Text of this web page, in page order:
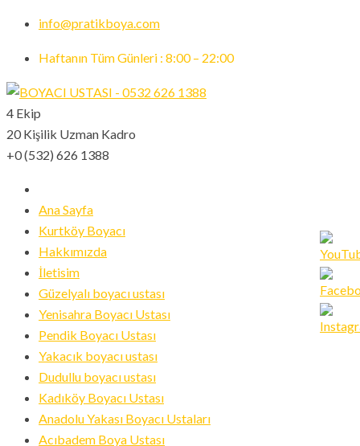
info@pratikboya.com
Haftanın Tüm Günleri : 8:00 – 22:00
4 Ekip
20 Kişilik Uzman Kadro
+0 (532) 626 1388
Ana Sayfa
Kurtköy Boyacı
Hakkımızda
İletisim
Güzelyalı boyacı ustası
Yenisahra Boyacı Ustası
Pendik Boyacı Ustası
Yakacık boyacı ustası
Dudullu boyacı ustası
Kadıköy Boyacı Ustası
Anadolu Yakası Boyacı Ustaları
Acıbadem Boya Ustası
Set